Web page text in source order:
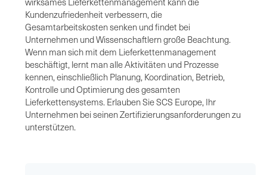
Kundenzufriedenheit verbessern, die
Gesamtarbeitskosten senken und findet bei
Unternehmen und Wissenschaftlern große Beachtung.
Wenn man sich mit dem Lieferkettenmanagement
beschäftigt, lernt man alle Aktivitäten und Prozesse
kennen, einschließlich Planung, Koordination, Betrieb,
Kontrolle und Optimierung des gesamten
Lieferkettensystems. Erlauben Sie SCS Europe, Ihr
Unternehmen bei seinen Zertifizierungsanforderungen zu
unterstützen.